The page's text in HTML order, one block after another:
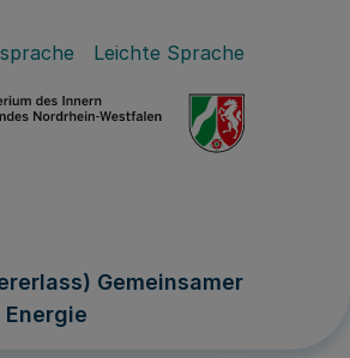
Leichte Sprache
Gemeinsamer